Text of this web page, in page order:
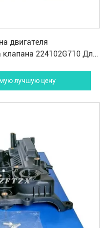
двигателя
224102G710 Для
лучшую цену